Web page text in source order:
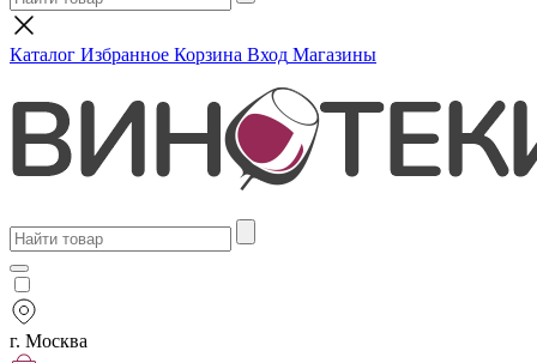
Каталог Избранное Корзина Вход Магазины
г. Москва